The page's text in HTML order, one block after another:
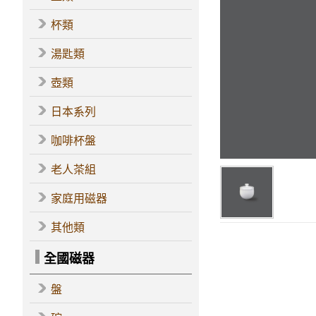
杯類
湯匙類
壺類
日本系列
咖啡杯盤
老人茶組
家庭用磁器
其他類
全國磁器
盤